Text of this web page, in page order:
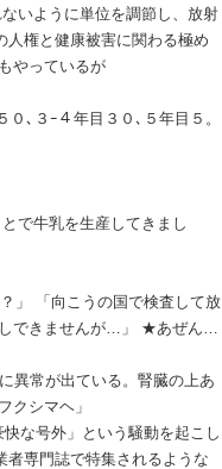
いように単位を調節し、放射
人権と健康被害に関わる極め
やっているが
､３ｰ４年目３０､５年目５。
で牛乳を生産してきまし
」 「向こうの国で検査して放
しできませんが…」 ★あぜん…
異常が出ている。腎臓の上あ
クシマヘ」
な号外」という騒動を起こし
者専門誌で特集されるような